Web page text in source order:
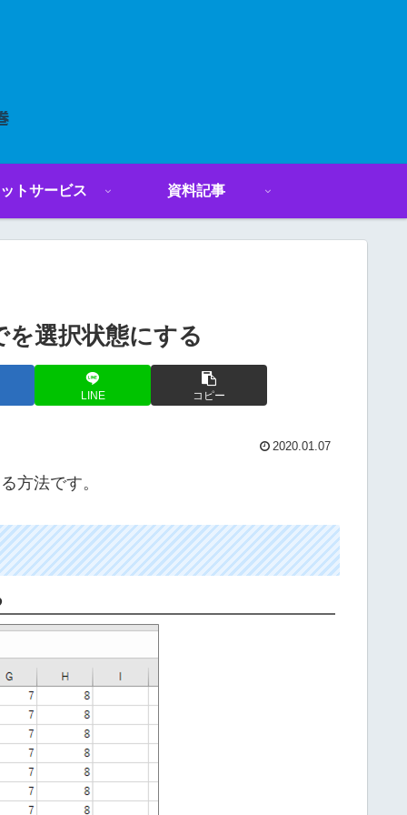
トサービス 資料記事
選択状態にする
LINE コピー
2020.01.07
方法です。